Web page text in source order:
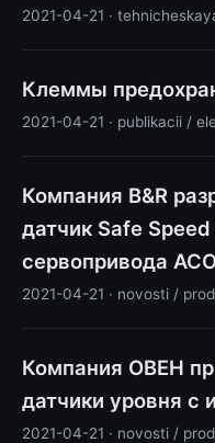
2021-04-21 ·
Клеммы
2021-04-21 · publikacii /
Компания B&R
датчик Safe
сервопривода
2021-04-21 · novosti /
Компания ОВЕН
датчики уровня с
2021-04-21 · novosti /